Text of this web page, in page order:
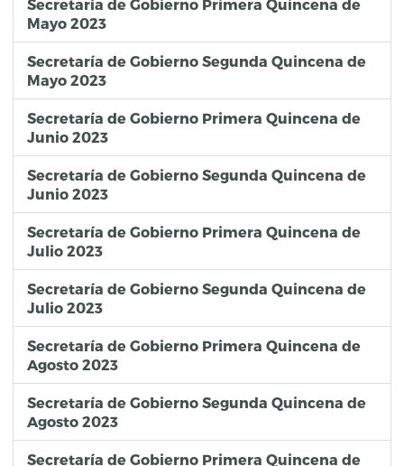
Secretaría de Gobierno Primera Quincena de
Mayo 2023
Secretaría de Gobierno Segunda Quincena de
Mayo 2023
Secretaría de Gobierno Primera Quincena de
Junio 2023
Secretaría de Gobierno Segunda Quincena de
Junio 2023
Secretaría de Gobierno Primera Quincena de
Julio 2023
Secretaría de Gobierno Segunda Quincena de
Julio 2023
Secretaría de Gobierno Primera Quincena de
Agosto 2023
Secretaría de Gobierno Segunda Quincena de
Agosto 2023
Secretaría de Gobierno Primera Quincena de